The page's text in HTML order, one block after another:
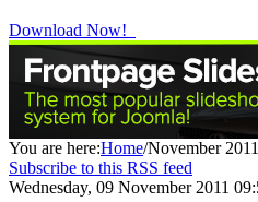
Download Now!
You are here:Home/November 2011
Subscribe to this RSS feed
Wednesday, 09 November 2011